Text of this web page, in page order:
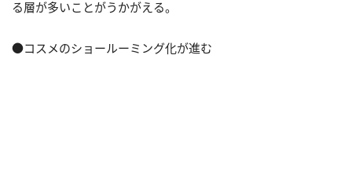
る層が多いことがうかがえる。
●コスメのショールーミング化が進む